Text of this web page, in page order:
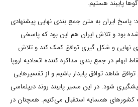
پایبند هستیم.
پاسخ ایران به متن جمع بندی نهایی پیشنهادی
شده بود و تلاش ایران هم این بود که پاسخی
نهایی و شکل گیری توافق کمک کند و تلاش
ابهام در جمع بندی مذاکره کننده اتحادیه اروپا
شاهد توافق پایدار باشیم و از تفسیرهایی
شود. در این مسیر پایبند روند دیپلماسی
همسایه استقبال می‌کنیم. همچنان در